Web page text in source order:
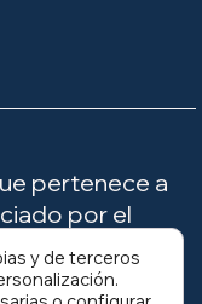
pertenece a
por el
y el
y de terceros